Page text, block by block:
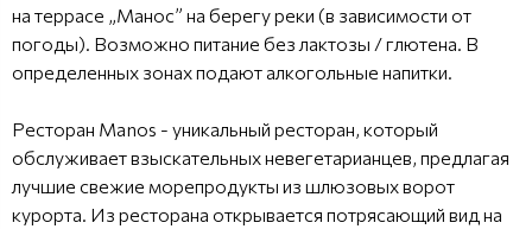
на террасе „Манос” на берегу реки (в зависимости от
погоды). Возможно питание без лактозы / глютена. В
определенных зонах подают алкогольные напитки.
Ресторан Manos - уникальный ресторан, который
обслуживает взыскательных невегетарианцев, предлагая
лучшие свежие морепродукты из шлюзовых ворот
курорта. Из ресторана открывается потрясающий вид на